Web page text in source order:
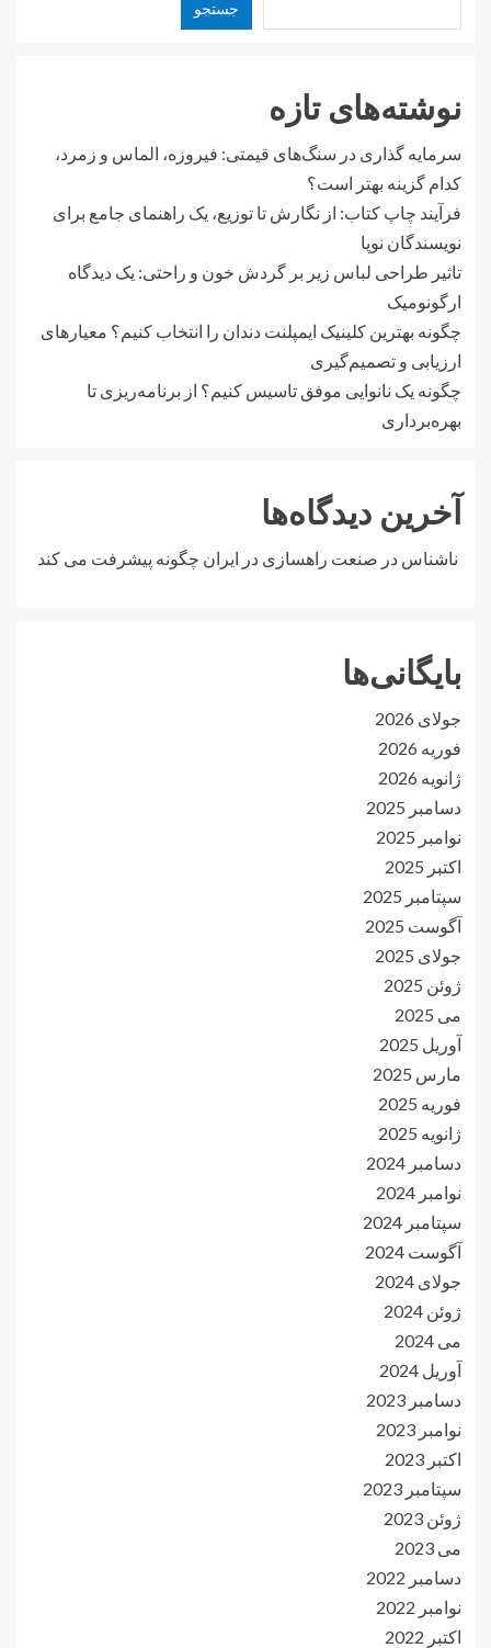
جستجو
نوشته‌های تازه
سرمایه گذاری در سنگ‌های قیمتی: فیروزه، الماس و زمرد،
کدام گزینه بهتر است؟
فرآیند چاپ کتاب: از نگارش تا توزیع، یک راهنمای جامع برای
نویسندگان نوپا
تاثیر طراحی لباس زیر بر گردش خون و راحتی: یک دیدگاه
ارگونومیک
چگونه بهترین کلینیک ایمپلنت دندان را انتخاب کنیم؟ معیارهای
ارزیابی و تصمیم‌گیری
چگونه یک نانوایی موفق تاسیس کنیم؟ از برنامه‌ریزی تا
بهره‌برداری
آخرین دیدگاه‌ها
ناشناس در صنعت راهسازی در ایران چگونه پیشرفت می کند
بایگانی‌ها
جولای 2026
فوریه 2026
ژانویه 2026
دسامبر 2025
نوامبر 2025
اکتبر 2025
سپتامبر 2025
آگوست 2025
جولای 2025
ژوئن 2025
می 2025
آوریل 2025
مارس 2025
فوریه 2025
ژانویه 2025
دسامبر 2024
نوامبر 2024
سپتامبر 2024
آگوست 2024
جولای 2024
ژوئن 2024
می 2024
آوریل 2024
دسامبر 2023
نوامبر 2023
اکتبر 2023
سپتامبر 2023
ژوئن 2023
می 2023
دسامبر 2022
نوامبر 2022
اکتبر 2022